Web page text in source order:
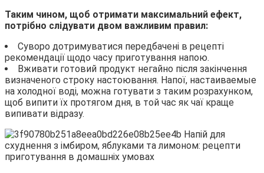
Таким чином, щоб отримати максимальний ефект,
потрібно слідувати двом важливим правил:
Суворо дотримуватися передбачені в рецепті
рекомендації щодо часу приготування напою.
Вживати готовий продукт негайно після закінчення
визначеного строку настоювання. Напої, настаиваемые
на холодної воді, можна готувати з таким розрахунком,
щоб випити їх протягом дня, в той час як чаї краще
випивати відразу.